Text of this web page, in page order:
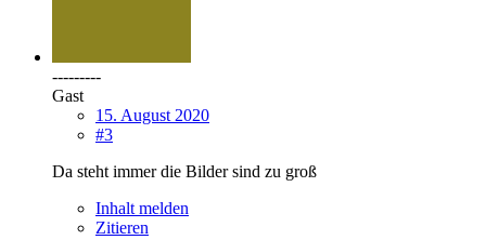
---------
Gast
15. August 2020
#3
Da steht immer die Bilder sind zu groß
Inhalt melden
Zitieren